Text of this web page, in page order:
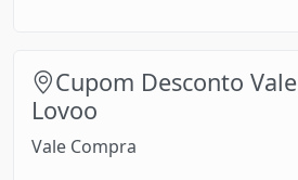
Cupom Desconto
Lovoo
Vale Compra